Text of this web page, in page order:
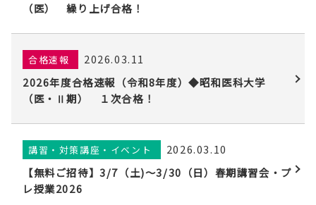
（医） 繰り上げ合格！
合格速報
2026.03.11
2026年度合格速報（令和8年度）◆昭和医科大学
（医・Ⅱ期） １次合格！
講習・対策講座・イベント
2026.03.10
【無料ご招待】3/7（土)〜3/30（日）春期講習会・プ
レ授業2026